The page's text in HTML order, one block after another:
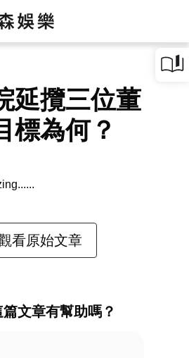
延攬三位董
標為何？
看原始文章
文章有幫助嗎？